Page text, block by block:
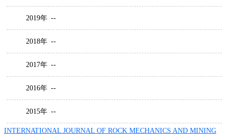
2019年 --
2018年 --
2017年 --
2016年 --
2015年 --
INTERNATIONAL JOURNAL OF ROCK MECHANICS AND MINING